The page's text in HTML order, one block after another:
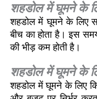
शहडोल में घूमने के
शहडोल में घूमने के लिए
बीच का होता है। इस
की भीड़ कम होती है।
शहडोल में घूमने के
शहडोल में घूमने के लिए